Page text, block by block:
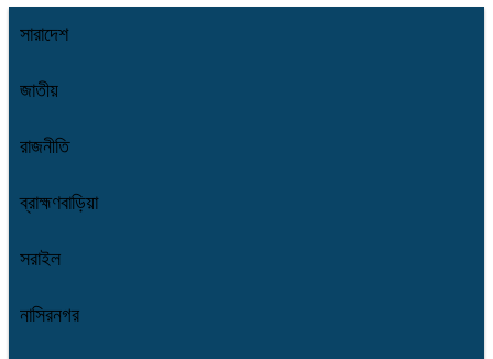
সারাদেশ
জাতীয়
রাজনীতি
ব্রাহ্মণবাড়িয়া
সরাইল
নাসিরনগর